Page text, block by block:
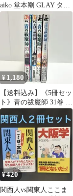
aiko 堂本剛 GLAY タッ
キー&翼
¥ 1,180
【送料込み】《5冊セッ
ト》青の祓魔師 31巻 ポ
ケット画廊 カラーバイ
ブル 小説
¥420
関西人vs関東人ここま